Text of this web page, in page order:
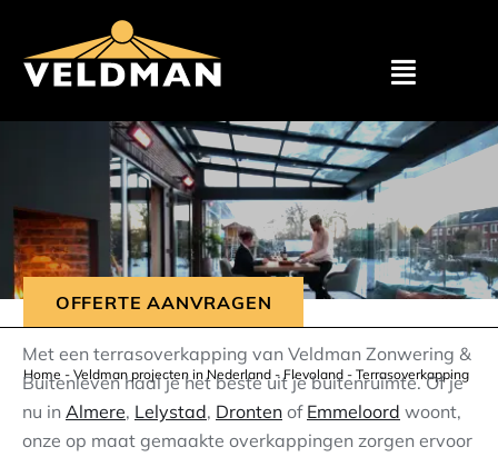
Particulier
Zakelijk
Outlet
Projecten
OFFERTE AANVRAGEN
Home - Veldman projecten in Nederland-Flevoland- Terrasoverkapping
Met een terrasoverkapping van Veldman Zonwering &
Buitenleven haal je het beste uit je buitenruimte. Of je
nu in Almere, Lelystad, Dronten of Emmeloord woont,
onze op maat gemaakte overkappingen zorgen ervoor